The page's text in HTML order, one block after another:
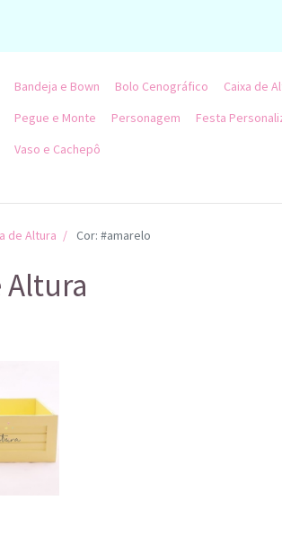
Bandeja e Bown Bolo Cenográfico Caixa de
Pegue e Monte
Personagem Festa
Vaso e Cachepô
de Altura Cor: #amarelo
Altura